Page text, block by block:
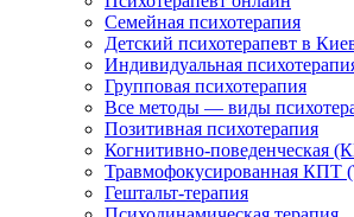
Семейная психотерапия
Детский психотерапевт в
Индивидуальная
Групповая психотерапия
Все методы — виды
Позитивная психотерапия
Когнитивно-поведенческая
Травмофокусированная
Гештальт-терапия